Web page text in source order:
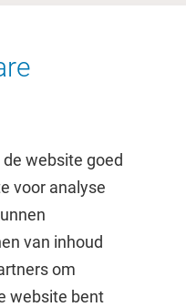
website goed
voor analyse
van inhoud
om
website bent
de VU